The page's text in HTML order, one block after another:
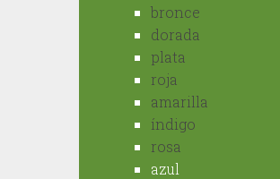
bronce
dorada
plata
roja
amarilla
índigo
rosa
azul